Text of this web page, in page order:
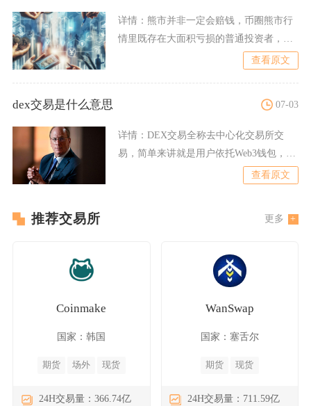
详情： 熊市并非一定会赔钱，币圈熊市行
情里既存在大面积亏损的普通投资者，也
查看原文
dex交易是什么意思 07-03
详情： DEX交易全称去中心化交易所交
易，简单来讲就是用户依托Web3钱包，借
查看原文
推荐交易所 更多
Coinmake
国家：韩国
期货 场外 现货
24H交易量：366.74亿
WanSwap
国家：塞舌尔
期货 现货
24H交易量：711.59亿